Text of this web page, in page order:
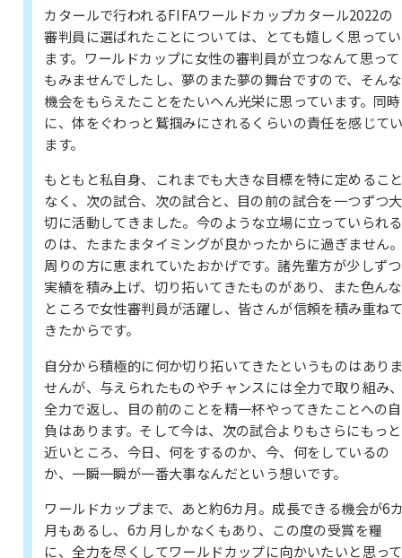
カタールで行われるFIFAワールドカップカタール2022の
審判員に選ばれたことについては、とても嬉しく思ってい
ます。ワールドカップに女性の審判員が立つなんて思って
もみませんでしたし、夢のまた夢の舞台ですので、そんな
機会をもらえたことをたいへん光栄に思っています。同時
に、体をぐわっと鷲掴みにされるくらいの責任を感じて
ます。
もともと私自身、これまでも大きな目標を特に定めるこ
なく、次の試合、次の試合と、目の前の試合を一つずつ大
切に活動してきました。今のような立場に立っていられる
のは、たまたまタイミングが良かったからに過ぎません
周りの方に恵まれていたおかげです。諸先輩方が少しずつ
実績を積み上げ、切り拓いてきたものがあり、また色んな
ところで女性審判員が活躍し、皆さんが信頼を積み重ね
きたからです。
自分から積極的に何か切り拓いてきたというものはあり
せんが、与えられたものやチャンスには全力で取り組み
全力で返し、目の前のことを精一杯やってきたことへの自
負はあります。そして今は、次の試合よりもさらにもっと
近いところ、今日、何をするのか、今、何をしているの
か、一瞬一瞬が一番大事なんだという想いです。
ワールドカップまで、あと約6カ月。成長できる機会が6
月もあるし、6カ月しかなくもあり、この度の受賞を糧
に、全力を尽くしてワールドカップに向かいたいと思って